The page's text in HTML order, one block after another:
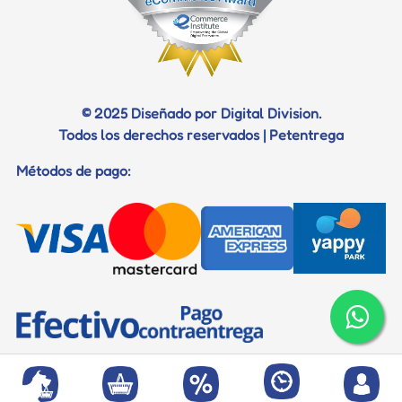
Certificados
Documentos para viaje
© 2025 Diseñado por Digital Division.
Todos los derechos reservados | Petentrega
Métodos de pago: